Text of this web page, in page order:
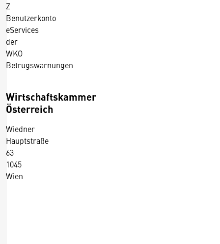
Z
Benutzerkonto
eServices
der
WKO
Betrugswarnungen
Wirtschaftskammer
Österreich
Wiedner
Hauptstraße
63
1045
Wien